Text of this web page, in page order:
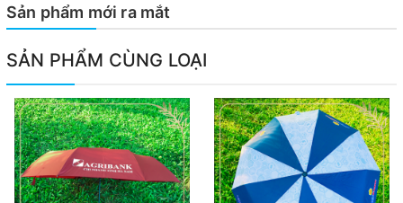
Sản phẩm mới ra mắt
SẢN PHẨM CÙNG LOẠI